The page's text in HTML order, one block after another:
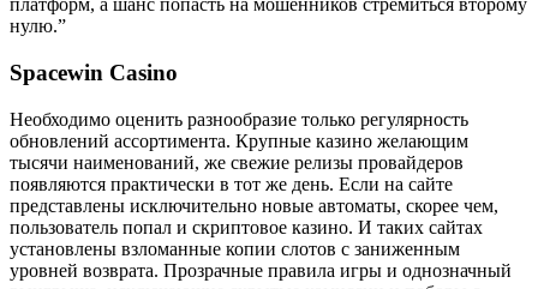
платформ, а шанс попасть на мошенников стремиться второму
нулю.”
Spacewin Casino
Необходимо оценить разнообразие только регулярность
обновлений ассортимента. Крупные казино желающим
тысячи наименований, же свежие релизы провайдеров
появляются практически в тот же день. Если на сайте
представлены исключительно новые автоматы, скорее чем,
пользователь попал и скриптовое казино. И таких сайтах
установлены взломанные копии слотов с заниженным
уровней возврата. Прозрачные правила игры и однозначный